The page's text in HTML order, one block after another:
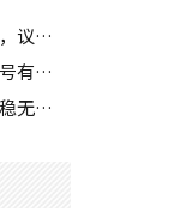
【深圳】买家仅针对部分指定料号有探价动作，议价动作有所减少
【香港】买家问价动作减少，仅有部分指定料号有零星询单动作
【台湾地区】需求力道依旧微弱，市场报价持稳无明显波动